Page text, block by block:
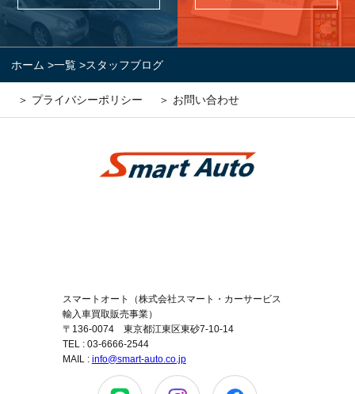
ホーム >一覧 >スタッフブログ
＞ プライバシーポリシー ＞ お問い合わせ
スマートオート（株式会社スマート・カーサービス
輸入車買取販売事業）
〒136-0074 東京都江東区東砂7-10-14
TEL : 03-6666-2544
MAIL : info@smart-auto.co.jp